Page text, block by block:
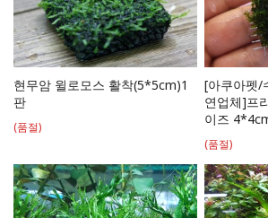
현무암 윌로모스 활착(5*5cm)1
판
(품절)
[아쿠아펫/
연업체]프
이즈
(품절)